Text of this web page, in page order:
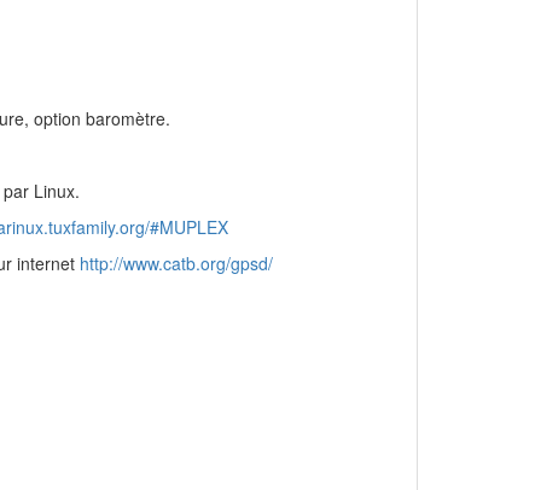
option baromètre.
Linux.
#MUPLEX
internet http://www.catb.org/gpsd/